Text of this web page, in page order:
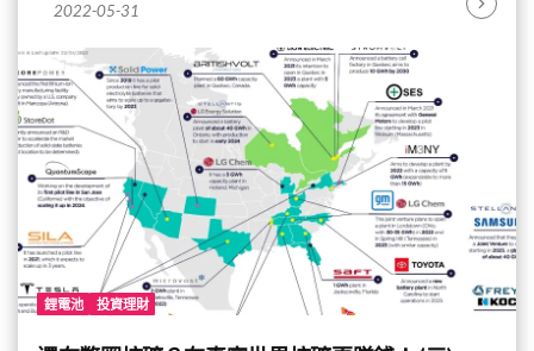
2022-05-31
鋰電池 投資理財